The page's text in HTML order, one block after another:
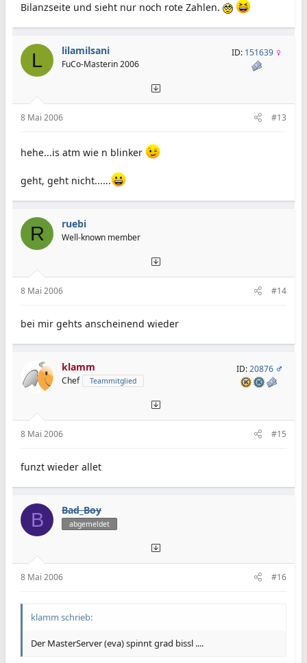
Bilanzseite und sieht nur noch rote Zahlen.
L lilamilsani
FuCo-Masterin 2006
ID: 151639
8 Mai 2006 #13
hehe...is atm wie n blinker
geht, geht nicht......
R ruebi
Well-known member
8 Mai 2006 #14
bei mir gehts anscheinend wieder
klamm
Chef Teammitglied
ID:20876
8 Mai 2006 #15
funzt wieder allet
B Bad_Boy
abgemeldet
8 Mai 2006 #16
klamm schrieb:
Der MasterServer (eva) spinnt grad bissl ....